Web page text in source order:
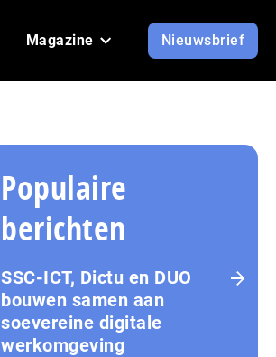
Magazine Nieuwsbrief
Populaire
berichten
SSC-ICT, Dictu en DUO
bouwen samen aan
soevereine digitale
werkomgeving